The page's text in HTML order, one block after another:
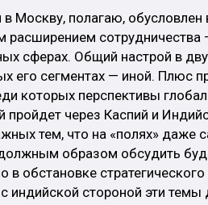
Москву, полагаю, обусловлен
расширением
сферах. Общий настрой в
его сегментах — иной. Плюс
которых перспективы
через Каспий и
тем, что на «полях» даже
образом обсудить
обстановке стратегического
индийской стороной эти темы